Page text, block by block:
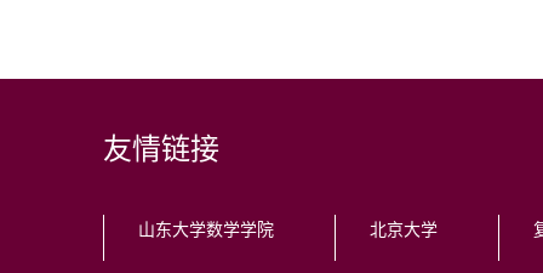
友情链接
山东大学数学学院 北京大学